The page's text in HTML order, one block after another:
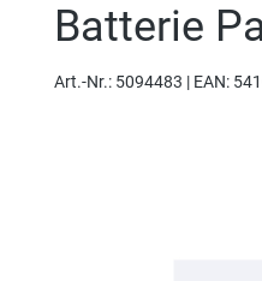
Batterie
Art.-Nr.: 5094483 | EAN: